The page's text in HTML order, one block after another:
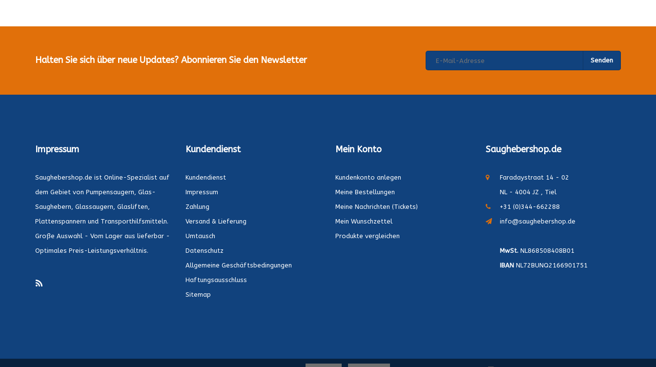
Halten Sie sich über neue Updates? Abonnieren Sie den Newsletter Senden
Impressum
Saughebershop.de ist Online-Spezialist auf
dem Gebiet von Pumpensaugern, Glas-
Saughebern, Glassaugern, Glasliften,
Plattenspannern und Transporthilfsmitteln.
Große Auswahl - Vom Lager aus lieferbar -
Optimales Preis-Leistungsverhältnis.
Kundendienst
Kundendienst
Impressum
Zahlung
Versand & Lieferung
Umtausch
Datenschutz
Allgemeine Geschäftsbedingungen
Haftungsausschluss
Sitemap
Mein Konto
Kundenkonto anlegen
Meine Bestellungen
Meine Nachrichten (Tickets)
Mein Wunschzettel
Produkte vergleichen
Saughebershop.de
Faradaystraat 14 - 02
NL - 4004 JZ , Tiel
+31 (0)344-662288
info@saughebershop.de
MwSt.NL868508408B01
IBANNL72BUNQ2166901751